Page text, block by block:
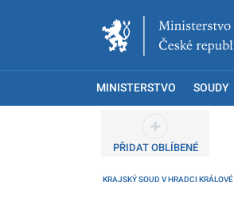
MINISTERSTVO SOUDY
PŘIDAT OBLÍBENÉ
KRAJSKÝ SOUD V HRADCI KRÁLOVÉ